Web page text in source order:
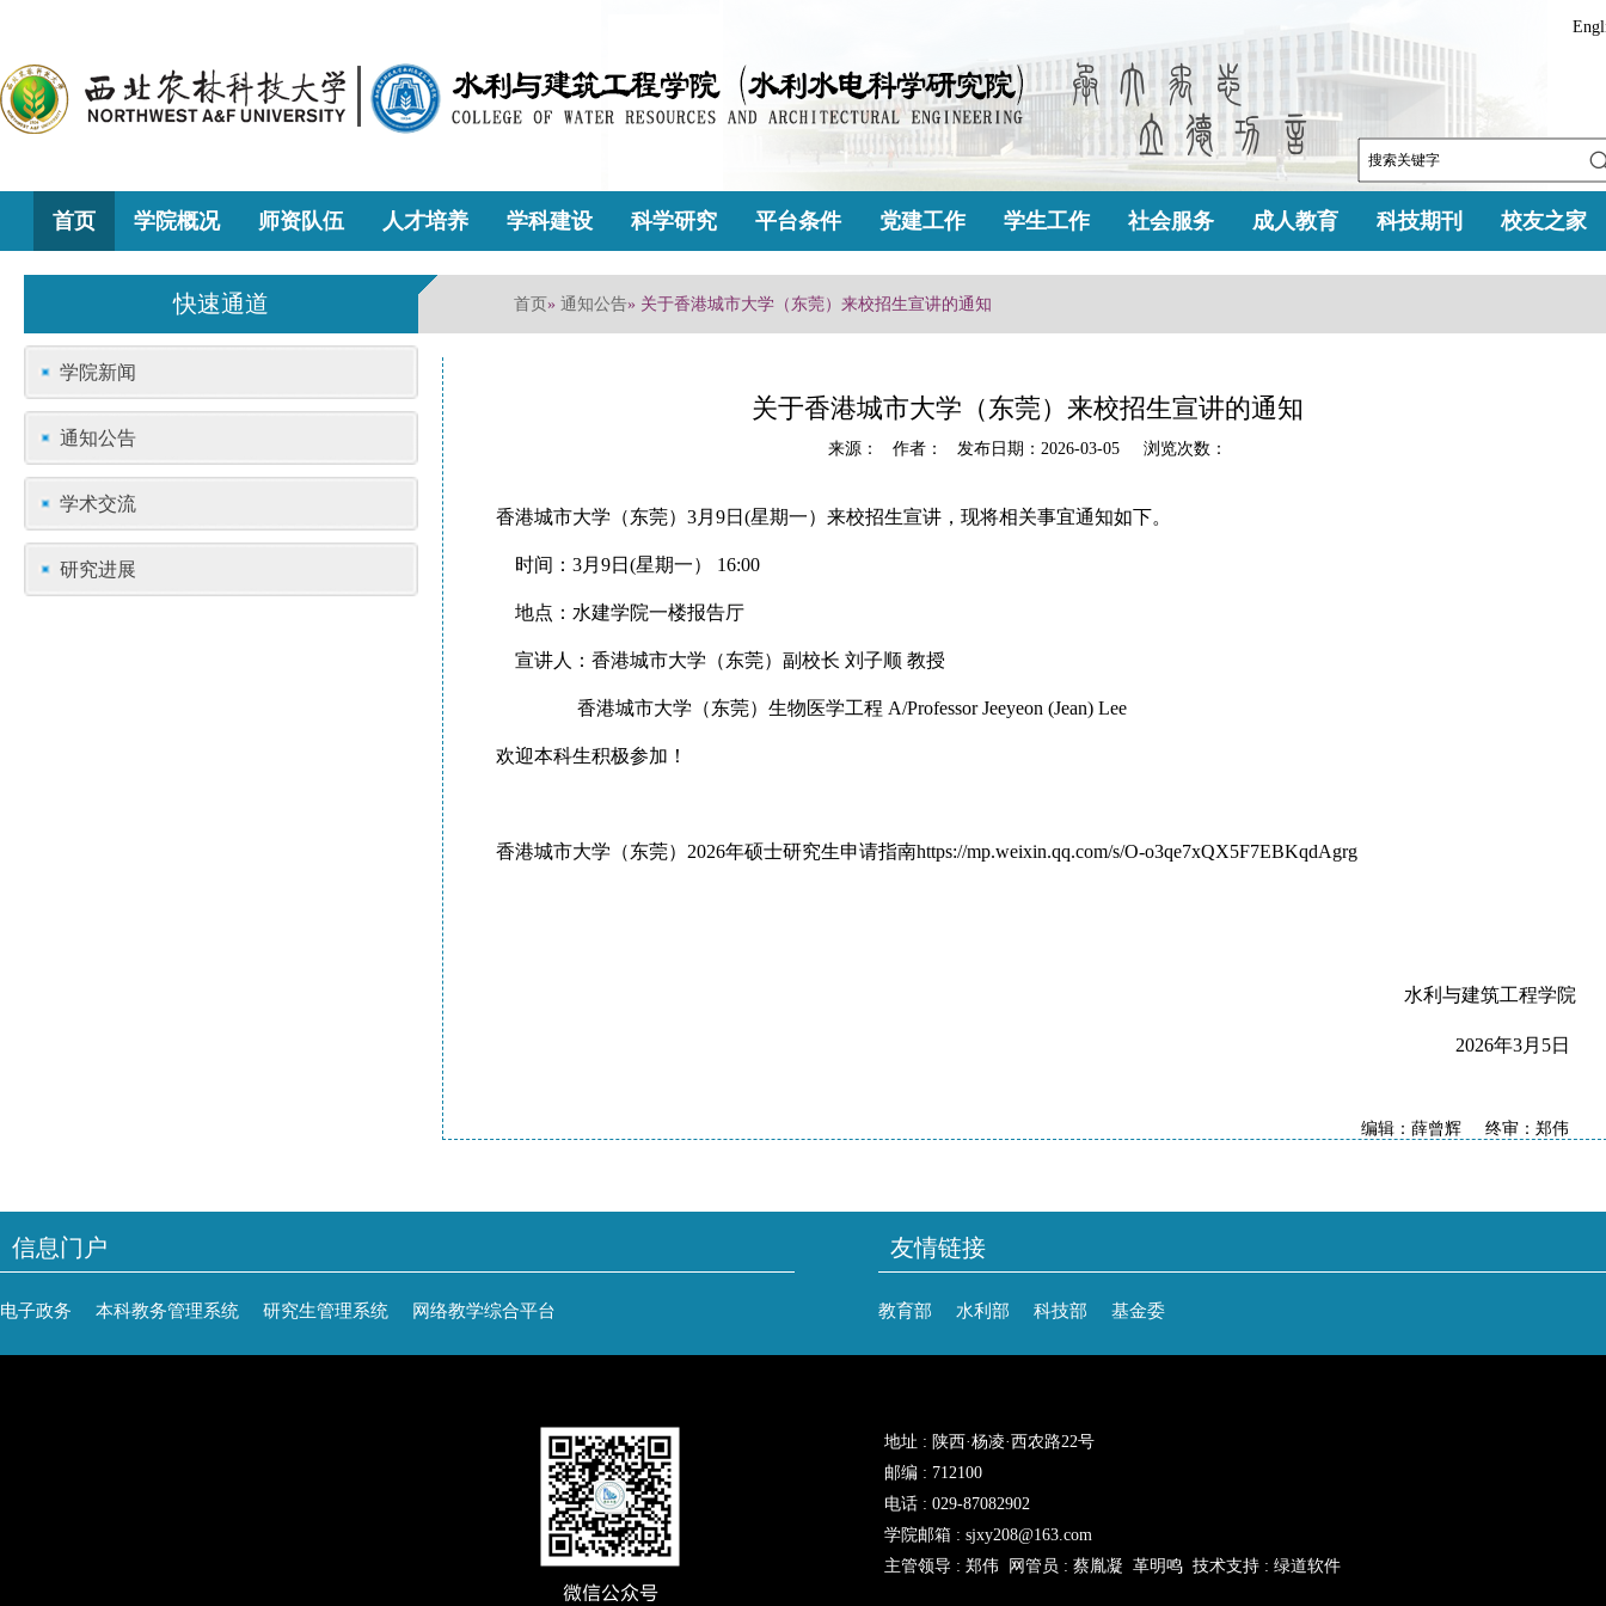
首页 学院概况 师资队伍 人才培养 学科建设 科学研究 平台条件 党建工作 学生工作 社会服务 成人教育 科技期刊 校友之家
快速通道 首页 » 通知公告» 关于香港城市大学（东莞）来校招生宣讲的通知
学院新闻
通知公告
学术交流
研究进展
关于香港城市大学（东莞）来校招生宣讲的通知
来源： 作者： 发布日期：2026-03-05 浏览次数：
香港城市大学（东莞）3月9日 (星期一） 来校招生宣讲，现将相关事宜通知如下。
时间：3月9日 (星期一） 16:00
地点：水建学院一楼报告厅
宣讲人：香港城市大学（东莞）副校长 刘子顺 教授
香港城市大学（东莞） 生物医学工程 A/Professor Jeeyeon (Jean) Lee
欢迎本科生积极参加！
香港城市大学（东莞）2026年硕士研究生申请指南https://mp.weixin.qq.com/s/O-o3qe7xQX5F7EBKqdAgrg
水利与建筑工程学院
2026年3月5日
编辑：薛曾辉 终审：郑伟
信息门户
电子政务 本科教务管理系统 研究生管理系统 网络教学综合平台
友情链接
教育部 水利部 科技部 基金委
地址 : 陕西·杨凌·西农路22号
邮编 : 712100
电话 : 029-87082902
学院邮箱 : sjxy208@163.com
主管领导 : 郑伟 网管员 : 蔡胤凝 革明鸣 技术支持 : 绿道软件